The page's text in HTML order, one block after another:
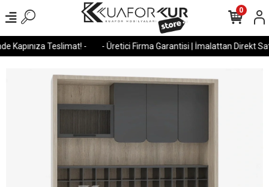
Kapınıza Teslimat! - - Üretici Firma Garantisi | İmalattan Direkt
0